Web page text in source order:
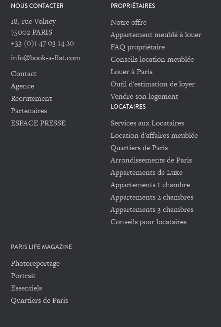
NOUS CONTACTER
18, rue Volney
75002 PARIS
+33 (0)1 47 03 14 20
info@book-a-flat.com
Contact
Agence
Recrutement
Partenaires
ESPACE PRESSE
PROPRIÉTAIRES
Notre offre
Appartement meublé à louer
FAQ propriétaire
Conseils location meublée
Louer à Paris
Outil d'estimation de loyer
Vendre son logement
LOCATAIRES
Services aux Locataires
Location d'affaires meublée
Quartiers de Paris
Arrondissements de Paris
Appartements de Luxe
Appartements 1 chambre
Appartements 2 chambres
Appartements 3 chambres
Conseils pour locataires
PARIS LIFE MAGAZINE
Photoreportage
Portrait
Essentiels
Quartiers de Paris